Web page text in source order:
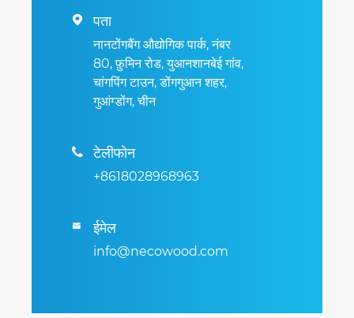
 पता
नानटोंगबैंग औद्योगिक पार्क, नंबर
80, फ़ुमिन रोड, युआनशानबेई गांव,
चांगपिंग टाउन, डोंगगुआन शहर,
गुआंग्डोंग, चीन
 टेलीफोन
+8618028968963
 ईमेल
info@necowood.com